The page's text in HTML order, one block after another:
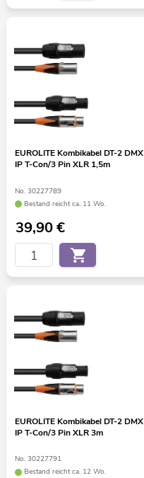
EUROLITE Kombikabel DT-2 DMX
IP T-Con/3 Pin XLR 1,5m
No. 30227789
Bestand reicht ca. 11 Wo.
39,90€
EUROLITE Kombikabel DT-2 DMX
IP T-Con/3 Pin XLR 3m
No. 30227791
Bestand reicht ca. 12 Wo.